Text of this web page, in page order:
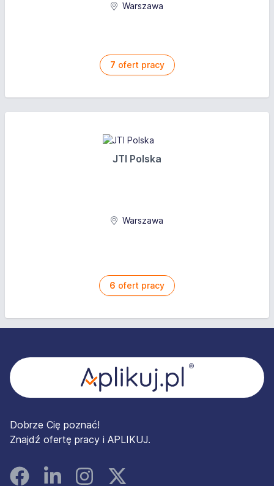
Warszawa
7 ofert pracy
JTI Polska
Warszawa
6 ofert pracy
Dobrze Cię poznać!
Znajdź ofertę pracy i APLIKUJ.
FacebookLinked InInstagramInstagram